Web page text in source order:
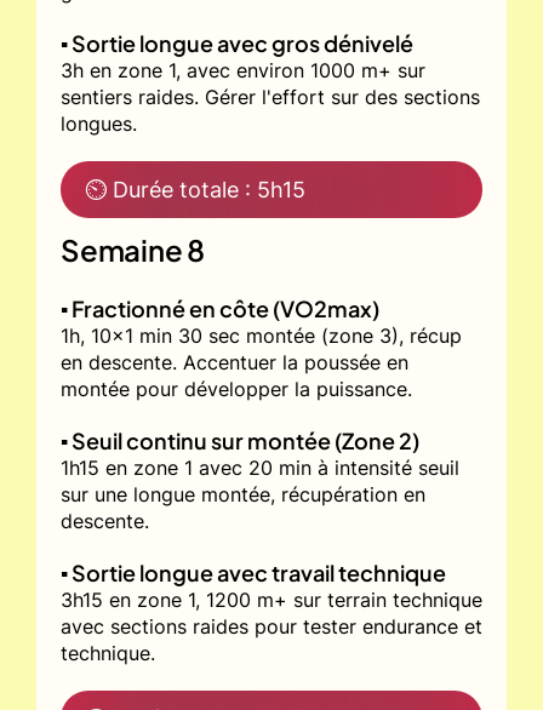
▪️ Sortie longue avec gros dénivelé
3h en zone 1, avec environ 1000 m+ sur
sentiers raides. Gérer l'effort sur des sections
longues.
⏲ Durée totale : 5h15
Semaine 8
▪️ Fractionné en côte (VO2max)
1h, 10x1 min 30 sec montée (zone 3), récup
en descente. Accentuer la poussée en
montée pour développer la puissance.
▪️ Seuil continu sur montée (Zone 2)
1h15 en zone 1 avec 20 min à intensité seuil
sur une longue montée, récupération en
descente.
▪️ Sortie longue avec travail technique
3h15 en zone 1, 1200 m+ sur terrain technique
avec sections raides pour tester endurance et
technique.